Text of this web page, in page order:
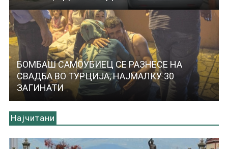
БОМБАШ САМОУБИЕЦ СЕ РАЗНЕСЕ НА
СВАДБА ВО ТУРЦИЈА, НАЈМАЛКУ 30
ЗАГИНАТИ
Најчитани